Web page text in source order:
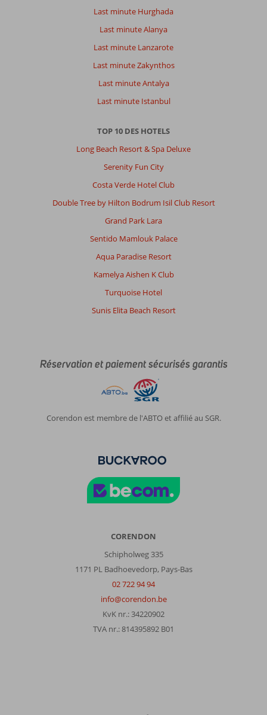
Last minute Hurghada
Last minute Alanya
Last minute Lanzarote
Last minute Zakynthos
Last minute Antalya
Last minute Istanbul
TOP 10 DES HOTELS
Long Beach Resort & Spa Deluxe
Serenity Fun City
Costa Verde Hotel Club
Double Tree by Hilton Bodrum Isil Club Resort
Grand Park Lara
Sentido Mamlouk Palace
Aqua Paradise Resort
Kamelya Aishen K Club
Turquoise Hotel
Sunis Elita Beach Resort
Réservation et paiement sécurisés garantis
Corendon est membre de l'ABTO et affilié au SGR.
CORENDON
Schipholweg 335
1171 PL Badhoevedorp, Pays-Bas
02 722 94 94
info@corendon.be
KvK nr.: 34220902
TVA nr.: 814395892 B01